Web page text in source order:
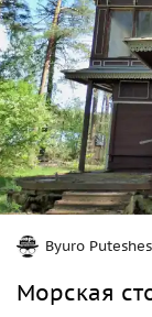
Byuro
Морская